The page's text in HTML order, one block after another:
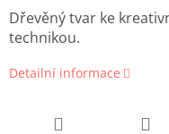
Dřevěný tvar ke
technikou.
Detailní informace